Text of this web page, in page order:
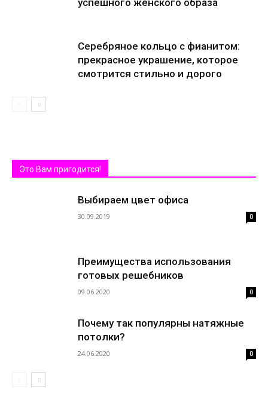
успешного женского образа
Серебряное кольцо с фианитом:
прекрасное украшение, которое
смотрится стильно и дорого
Это Вам пригодится!
Выбираем цвет офиса
30.09.2019 0
Преимущества использования
готовых решебников
09.06.2020 0
Почему так популярны натяжные
потолки?
24.06.2020 0